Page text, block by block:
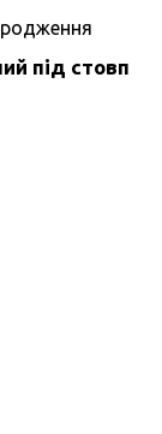
під стовп